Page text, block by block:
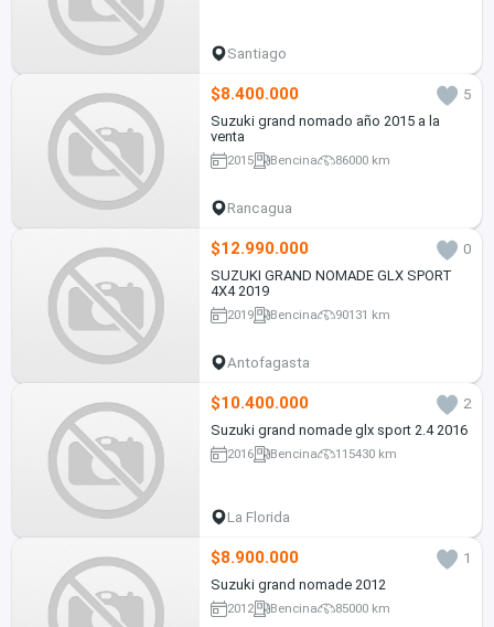
Santiago
$8.400.000
5
Suzuki grand nomado año 2015 a la
venta
2015 Bencina 86000 km
Rancagua
$12.990.000
0
SUZUKI GRAND NOMADE GLX SPORT
4X4 2019
2019 Bencina 90131 km
Antofagasta
$10.400.000
2
Suzuki grand nomade glx sport 2.4 2016
2016 Bencina 115430 km
La Florida
$8.900.000
1
Suzuki grand nomade 2012
2012 Bencina 85000 km